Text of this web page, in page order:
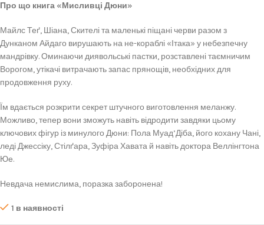
Про що книга «Мисливці Дюни»
Майлс Теґ, Шіана, Скителі та маленькі піщані черви разом з
Дунканом Айдаго вирушають на не-кораблі «Ітака» у небезпечну
мандрівку. Оминаючи диявольські пастки, розставлені таємничим
Ворогом, утікачі витрачають запас прянощів, необхідних для
продовження руху.
Їм вдається розкрити секрет штучного виготовлення меланжу.
Можливо, тепер вони зможуть навіть відродити завдяки цьому
ключових фігур із минулого Дюни: Пола Муад’Діба, його кохану Чані,
леді Джессіку, Стілґара, Зуфіра Хавата й навіть доктора Веллінгтона
Юе.
Невдача немислима, поразка заборонена!
1 в наявності